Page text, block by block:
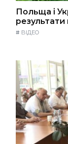
Польща і
# ВІДЕО